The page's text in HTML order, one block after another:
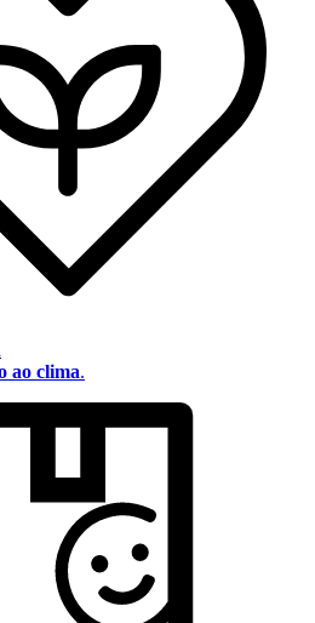
ao clima.